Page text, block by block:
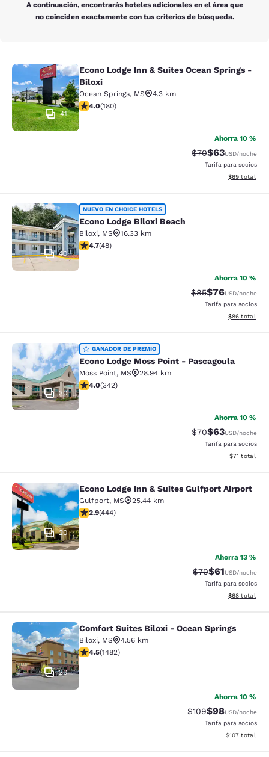
A continuación, encontrarás hoteles adicionales en el área que
no coinciden exactamente con tus criterios de búsqueda.
Econo Lodge Inn & Suites Ocean
41
Econo Lodge Inn & Suites Ocean Springs -
Biloxi
Ocean Springs, MS
4.3 km
calificación de 4.03 estrellas. Muy bueno. 180 reseñas
4.0(180)
Ahorra 10 %
Precio tachado:
$70Precio con
$63USD/noche
Tarifa para socios
Ver detalles
$69 total
Econo Lodge Biloxi Beach
40
NUEVO EN CHOICE HOTELS
Econo Lodge Biloxi Beach
Biloxi, MS
16.33 km
calificación de 4.73 estrellas. Excepcional. 48 reseñas
4.7(48)
Ahorra 10 %
Precio tachado:
$85Precio con
$76USD/noche
Tarifa para socios
Ver detalles
$86 total
Econo Lodge Moss Point -
30
GANADOR DE PREMIO
Econo Lodge Moss Point - Pascagoula
Moss Point, MS
28.94 km
calificación de 4.05 estrellas. Muy bueno. 342 reseñas
4.0(342)
Ahorra 10 %
Precio tachado:
$70Precio con
$63USD/noche
Tarifa para socios
Ver detalles
$71 total
Econo Lodge Inn & Suites Gulfport
20
Econo Lodge Inn & Suites Gulfport Airport
Gulfport, MS
25.44 km
calificación de 2.9 estrellas. Feria. 444 reseñas
2.9(444)
Ahorra 13 %
Precio tachado:
$70Precio con
$61USD/noche
Tarifa para socios
Ver detalles
$68 total
Comfort Suites Biloxi - Ocean
20
Comfort Suites Biloxi - Ocean Springs
Biloxi, MS
4.56 km
calificación de 4.45 estrellas. Excelente. 1482 reseñas
4.5(1482)
Ahorra 10 %
Precio tachado:
$109Precio con
$98USD/noche
Tarifa para socios
Ver detalles
$107 total